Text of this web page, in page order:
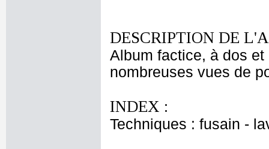
DESCRIPTION DE
Album factice, à dos
nombreuses vues de
INDEX :
Techniques : fusain -